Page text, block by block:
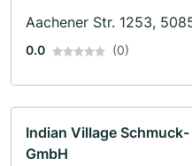
Aachener Str. 1253,
0.0 (0)
Indian Village
GmbH